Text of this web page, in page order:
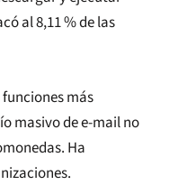
al 8,11 % de las
más
masivo de e-mail no
Ha